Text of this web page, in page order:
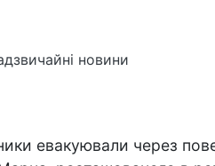
новини
евакуювали через